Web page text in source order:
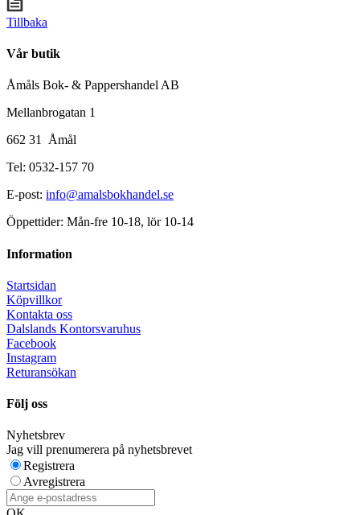
Tillbaka
Vår butik
Åmåls Bok- & Pappershandel AB
Mellanbrogatan 1
662 31 Åmål
Tel: 0532-157 70
E-post: info@amalsbokhandel.se
Öppettider: Mån-fre 10-18, lör 10-14
Information
Startsidan
Köpvillkor
Kontakta oss
Dalslands Kontorsvaruhus
Facebook
Instagram
Returansökan
Följ oss
Nyhetsbrev
Jag vill prenumerera på nyhetsbrevet
Registrera
Avregistrera